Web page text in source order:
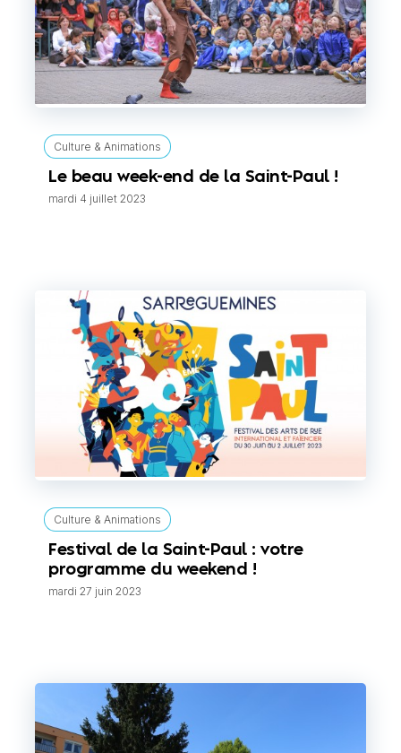
Culture & Animations
Le beau week-end de la Saint-Paul !
mardi 4 juillet 2023
Culture & Animations
Festival de la Saint-Paul : votre
programme du weekend !
mardi 27 juin 2023